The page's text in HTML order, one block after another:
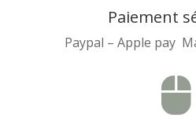
Paiement
Paypal – Apple pay
